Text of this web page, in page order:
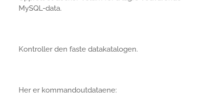
MySQL-data.
Kontroller den faste datakatalogen.
Her er kommandoutdataene: